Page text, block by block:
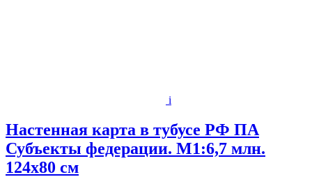
i
Настенная карта в тубусе РФ ПА
Субъекты федерации. М1:6,7 млн.
124х80 см